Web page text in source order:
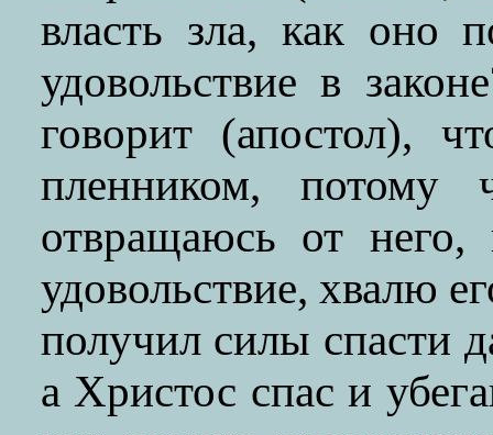
власть зла, как оно
удовольствие в
говорит (апостол),
пленником,
отвращаюсь от
удовольствие, хвалю
получил силы спасти
а Христос спас и